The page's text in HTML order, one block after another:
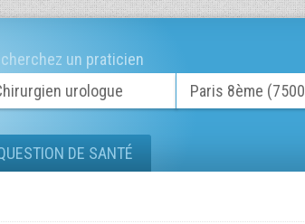
un praticien
DE SANTÉ